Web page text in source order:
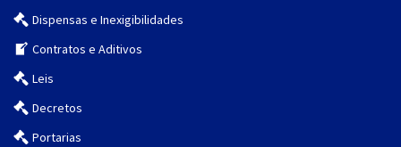
Dispensas e Inexigibilidades
Contratos e Aditivos
Leis
Decretos
Portarias